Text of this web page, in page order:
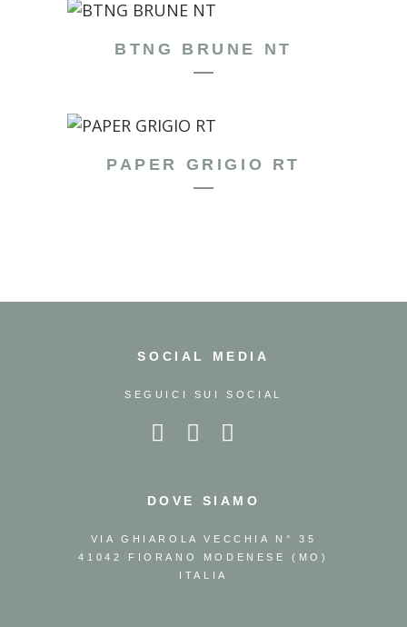
BTNG BRUNE NT
PAPER GRIGIO RT
SOCIAL MEDIA
SEGUICI SUI SOCIAL
DOVE SIAMO
VIA GHIAROLA VECCHIA N° 35
41042 FIORANO MODENESE (MO)
ITALIA